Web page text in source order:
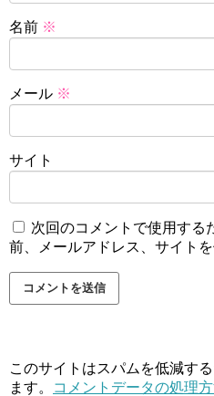
名前 ※
メール ※
サイト
次回のコメントで使用する
前、メールアドレス、サイトを
このサイトはスパムを低減す
ます。
コメントデータの処理